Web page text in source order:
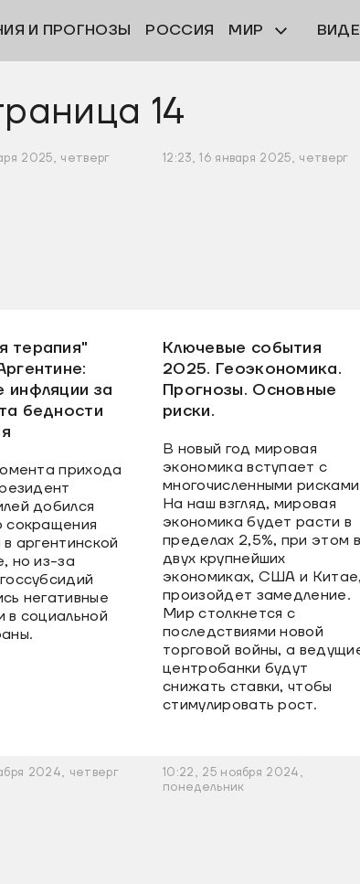
И ПРОГНОЗЫ РОССИЯ МИР
14
2025, четверг
терапия"
инфляции за
бедности
прихода
добился
сокращения
аргентинской
но из-за
негативные
в социальной
12:23, 16 января 2025, четверг
Ключевые события
2025. Геоэкономика.
Прогнозы. Основные
риски.
В новый год мировая
экономика вступает с
многочисленными
На наш взгляд, мировая
экономика будет расти в
пределах 2,5%, при этом
двух крупнейших
экономиках, США и
произойдет замедление.
Мир столкнется с
последствиями новой
торговой войны, а
центробанки будут
снижать ставки, чтобы
стимулировать рост.
2024, четверг
10:22, 25 ноября 2024,
понедельник